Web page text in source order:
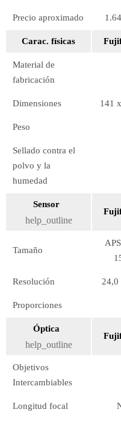
Precio aproximado
Carac. físicas
Material de
fabricación
Dimensiones 141
Peso
Sellado contra el
polvo y la
humedad
Sensor
help_outline
Tamaño
Resolución 24,0
Proporciones
Óptica
help_outline
Objetivos
Intercambiables
Longitud focal